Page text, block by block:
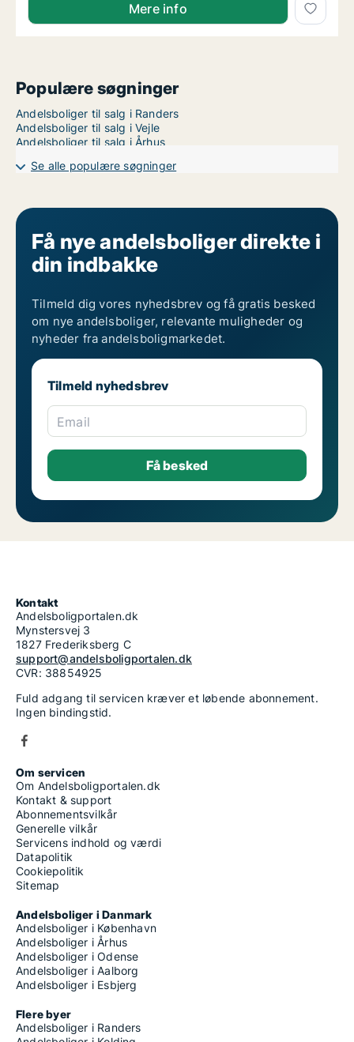
Mere info
Populære søgninger
Andelsboliger til salg i Randers
Andelsboliger til salg i Vejle
Andelsboliger til salg i Århus
Se alle populære søgninger
Få nye andelsboliger direkte i
din indbakke
Tilmeld dig vores nyhedsbrev og få gratis besked
om nye andelsboliger, relevante muligheder og
nyheder fra andelsboligmarkedet.
Tilmeld nyhedsbrev
Email
Kontakt
Andelsboligportalen.dk
Mynstersvej 3
1827 Frederiksberg C
support@andelsboligportalen.dk
CVR: 38854925
Fuld adgang til servicen kræver et løbende abonnement.
Ingen bindingstid.
Om servicen
Om Andelsboligportalen.dk
Kontakt & support
Abonnementsvilkår
Generelle vilkår
Servicens indhold og værdi
Datapolitik
Cookiepolitik
Sitemap
Andelsboliger i Danmark
Andelsboliger i København
Andelsboliger i Århus
Andelsboliger i Odense
Andelsboliger i Aalborg
Andelsboliger i Esbjerg
Flere byer
Andelsboliger i Randers